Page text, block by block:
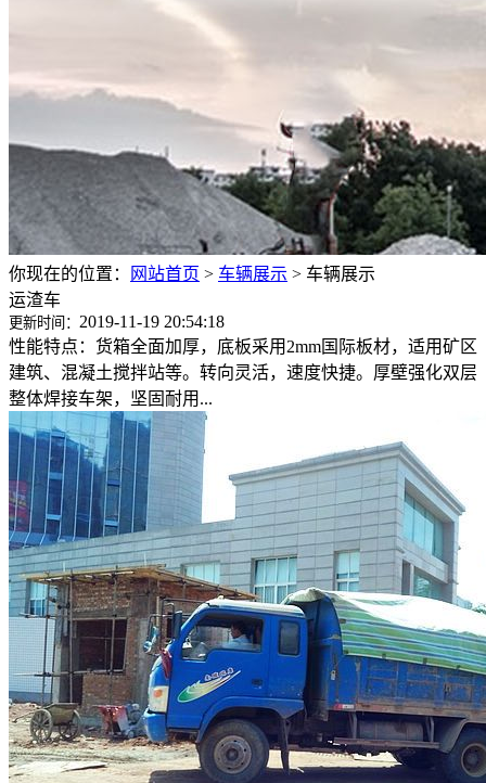
你现在的位置： 网站首页 > 车辆展示 > 车辆展示
运渣车
更新时间： 2019-11-19 20:54:18
性能特点：货箱全面加厚，底板采用2mm国际板材，适用矿区
建筑、混凝土搅拌站等。转向灵活，速度快捷。厚壁强化双层
整体焊接车架，坚固耐用...